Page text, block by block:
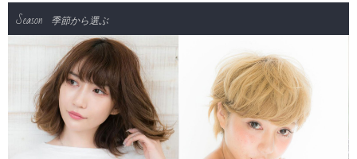
Season 季節から選ぶ